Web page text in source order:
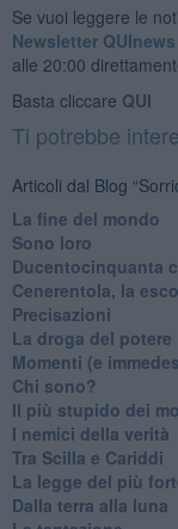
Se vuoi leggere le
Newsletter
alle 20:00
Basta cliccare QUI
Ti potrebbe
Articoli dal Blog
La fine del mondo
Sono loro
Ducentocinquanta
Cenerentola, la
Precisazioni
La droga del potere
Momenti (e
Chi sono?
Il più stupido dei
I nemici della verità
Tra Scilla e Cariddi
La legge del più
Dalla terra alla luna